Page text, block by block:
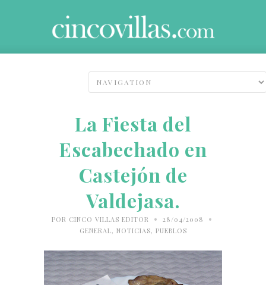
La Fiesta del
Escabechado en
Castejón de
Valdejasa.
POR CINCO VILLAS EDITOR • 28/04/2008 •
GENERAL, NOTICIAS, PUEBLOS